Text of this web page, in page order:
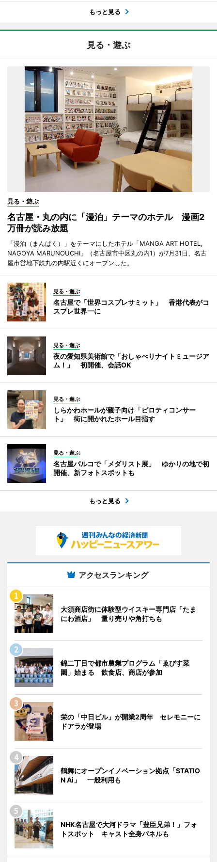
もっと見る
見る・遊ぶ
見る・遊ぶ
名古屋・丸の内に「漫泊」テーマのホテル 漫画2
万冊が読み放題
「漫泊（まんぱく）」をテーマにしたホテル「MANGA ART HOTEL,
NAGOYA MARUNOUCHI」（名古屋市中区丸の内1）が7月31日、名古
屋市営地下鉄丸の内駅近くにオープンした。
見る・遊ぶ
名古屋で「世界コスプレサミット」 香港代表がコ
スプレ世界一に
見る・遊ぶ
夜の愛知県美術館で「おしゃべりナイトミュージア
ム！」 初開催、会話OK
見る・遊ぶ
しらかわホールが親子向け「ピロティコンサー
ト」 街に開かれたホール目指す
見る・遊ぶ
名古屋パルコで「メダリスト展」 ゆかりの地で初
開催、新フォトスポットも
もっと見る
アクセスランキング
大須商店街に体験型ウイスキー専門店「たま
にわ酒店」 量り売りや角打ちも
錦二丁目で都市農業プログラム「ゑびす菜
園」始まる 飲食店、商店が参加
栄の「中日ビル」が開業2周年 セレモニーに
ドアラが登場
鶴舞にオープンイノベーション拠点「STATIO
N Ai」 一般利用も
NHK名古屋で大河ドラマ「豊臣兄弟！」フォ
トスポット キャスト全身パネルも